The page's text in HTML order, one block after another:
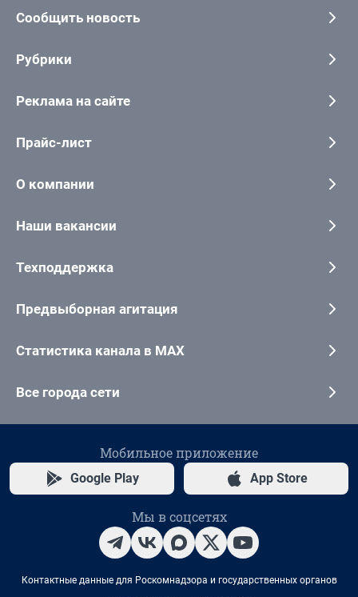
Сообщить новость
Рубрики
Реклама на сайте
Прайс-лист
О компании
Наши вакансии
Техподдержка
Предвыборная агитация
Статистика канала в MAX
Все города сети
Мобильное приложение
Google Play App Store
Мы в соцсетях
Контактные данные для Роскомнадзора и государственных органов